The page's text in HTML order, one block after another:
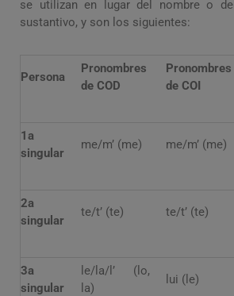
se utilizan en lugar del nombre o del
sustantivo, y son los siguientes:
Persona
Pronombres
de COD
Pronombres
de COI
1a
singular
me/m’ (me) me/m’ (me)
2a
singular
te/t’ (te) te/t’ (te)
3a
singular
le/la/l’ (lo,
la)
lui (le)